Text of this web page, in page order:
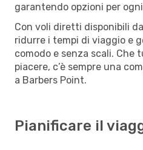
garantendo opzioni per
Con voli diretti disponibili
ridurre i tempi di viaggio e
comodo e senza scali. Che
piacere, c’è sempre una
a Barbers Point.
Pianificare il